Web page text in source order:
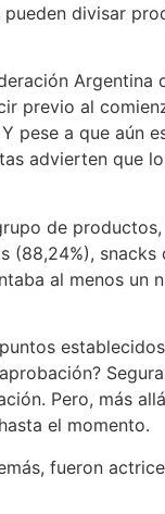
divisar
Argentina
previo al
pese a que aún
advierten que
de
(88,24%),
al menos
Pero, más
el momento.
fueron